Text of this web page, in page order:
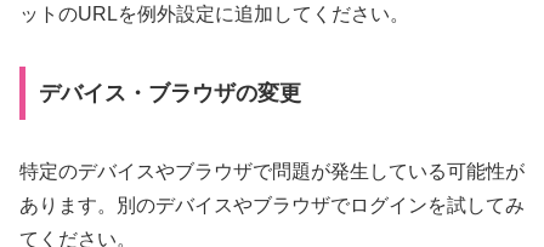
ットのURLを例外設定に追加してください。
デバイス・ブラウザの変更
特定のデバイスやブラウザで問題が発生している可能性が
あります。別のデバイスやブラウザでログインを試してみ
てください。